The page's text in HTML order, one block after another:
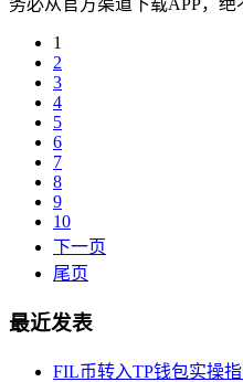
务必从官方渠道下载APP，绝
1
2
3
4
5
6
7
8
9
10
下一页
尾页
最近发表
FIL币转入TP钱包实操